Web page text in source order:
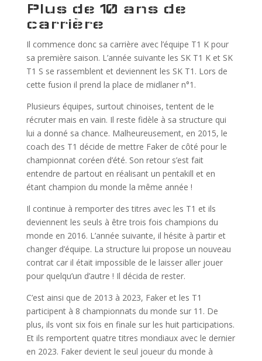
Plus de 10 ans de
carrière
Il commence donc sa carrière avec l’équipe T1 K pour
sa première saison. L’année suivante les SK T1 K et SK
T1 S se rassemblent et deviennent les SK T1. Lors de
cette fusion il prend la place de midlaner n°1.
Plusieurs équipes, surtout chinoises, tentent de le
récruter mais en vain. Il reste fidèle à sa structure qui
lui a donné sa chance. Malheureusement, en 2015, le
coach des T1 décide de mettre Faker de côté pour le
championnat coréen d’été. Son retour s’est fait
entendre de partout en réalisant un pentakill et en
étant champion du monde la même année !
Il continue à remporter des titres avec les T1 et ils
deviennent les seuls à être trois fois champions du
monde en 2016. L’année suivante, il hésite à partir et
changer d’équipe. La structure lui propose un nouveau
contrat car il était impossible de le laisser aller jouer
pour quelqu’un d’autre ! Il décida de rester.
C’est ainsi que de 2013 à 2023, Faker et les T1
participent à 8 championnats du monde sur 11. De
plus, ils vont six fois en finale sur les huit participations.
Et ils remportent quatre titres mondiaux avec le dernier
en 2023. Faker devient le seul joueur du monde à